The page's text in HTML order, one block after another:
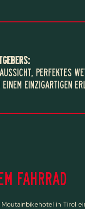
PERFEKTES
EINZIGARTIGEN
FAHRRAD
in Tirol